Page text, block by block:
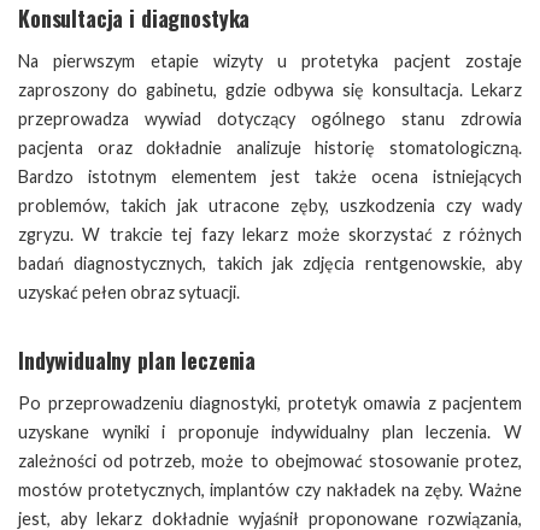
Konsultacja i diagnostyka
Na pierwszym etapie wizyty u protetyka pacjent zostaje
zaproszony do gabinetu, gdzie odbywa się konsultacja. Lekarz
przeprowadza wywiad dotyczący ogólnego stanu zdrowia
pacjenta oraz dokładnie analizuje historię stomatologiczną.
Bardzo istotnym elementem jest także ocena istniejących
problemów, takich jak utracone zęby, uszkodzenia czy wady
zgryzu. W trakcie tej fazy lekarz może skorzystać z różnych
badań diagnostycznych, takich jak zdjęcia rentgenowskie, aby
uzyskać pełen obraz sytuacji.
Indywidualny plan leczenia
Po przeprowadzeniu diagnostyki, protetyk omawia z pacjentem
uzyskane wyniki i proponuje indywidualny plan leczenia. W
zależności od potrzeb, może to obejmować stosowanie protez,
mostów protetycznych, implantów czy nakładek na zęby. Ważne
jest, aby lekarz dokładnie wyjaśnił proponowane rozwiązania,